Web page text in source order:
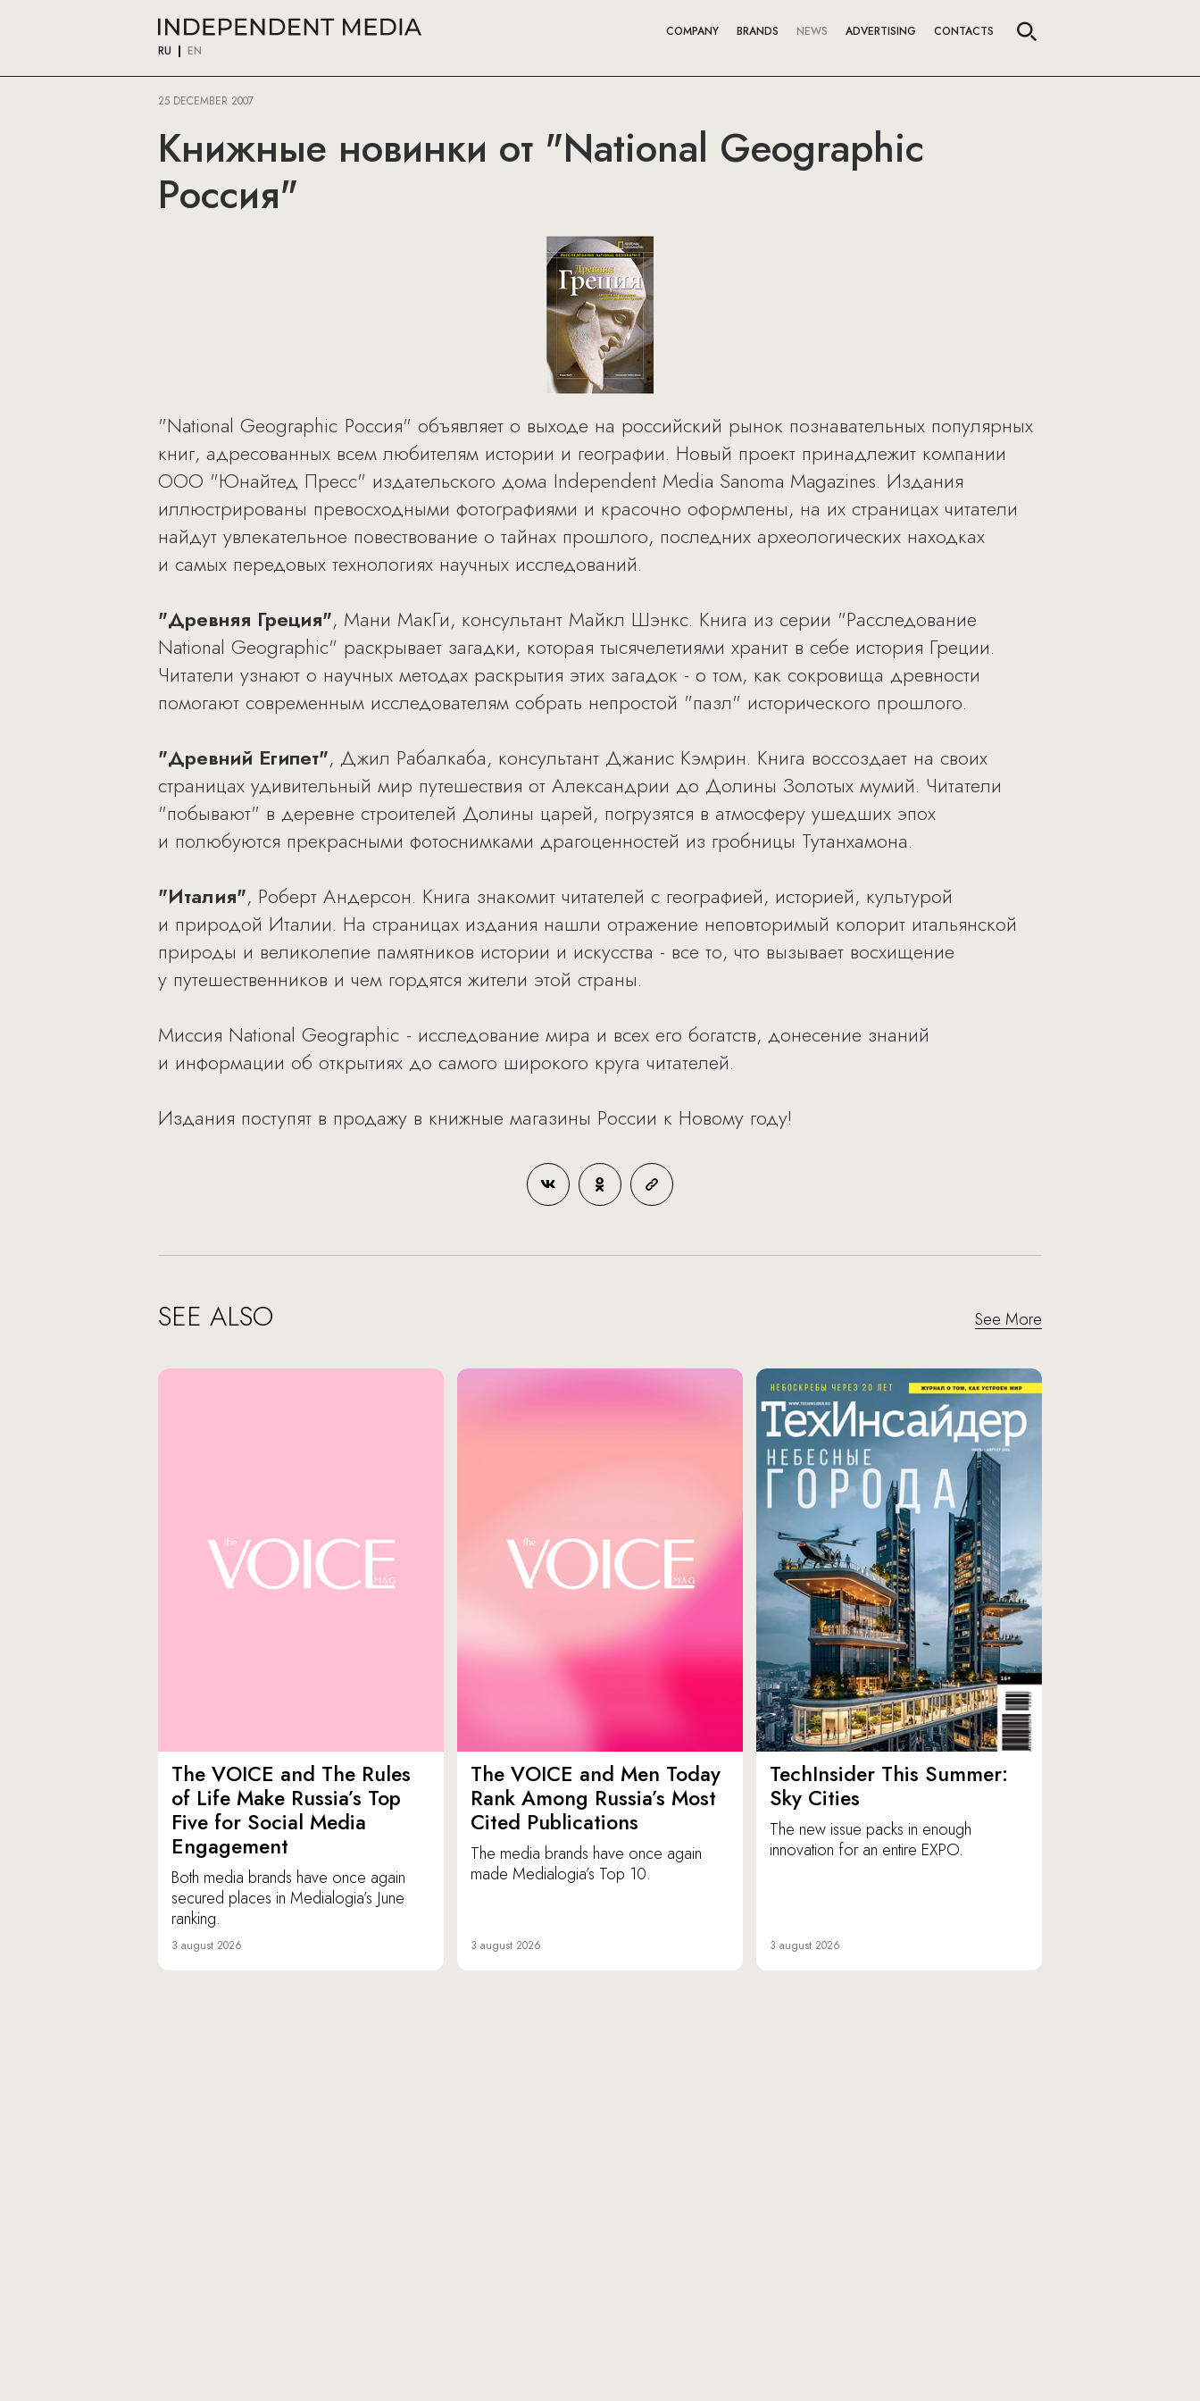
RU EN
COMPANY BRANDS NEWS ADVERTISING CONTACTS
25 DECEMBER 2007
Книжные новинки от "National Geographic
Россия"
"National Geographic Россия" объявляет о выходе на российский рынок познавательных популярных
книг, адресованных всем любителям истории и географии. Новый проект принадлежит компании
ООО "Юнайтед Пресс" издательского дома Independent Media Sanoma Magazines. Издания
иллюстрированы превосходными фотографиями и красочно оформлены, на их страницах читатели
найдут увлекательное повествование о тайнах прошлого, последних археологических находках
и самых передовых технологиях научных исследований.
"Древняя Греция", Мани МакГи, консультант Майкл Шэнкс. Книга из серии "Расследование
National Geographic" раскрывает загадки, которая тысячелетиями хранит в себе история Греции.
Читатели узнают о научных методах раскрытия этих загадок - о том, как сокровища древности
помогают современным исследователям собрать непростой "пазл" исторического прошлого.
"Древний Египет", Джил Рабалкаба, консультант Джанис Кэмрин. Книга воссоздает на своих
страницах удивительный мир путешествия от Александрии до Долины Золотых мумий. Читатели
"побывают" в деревне строителей Долины царей, погрузятся в атмосферу ушедших эпох
и полюбуются прекрасными фотоснимками драгоценностей из гробницы Тутанхамона.
"Италия", Роберт Андерсон. Книга знакомит читателей с географией, историей, культурой
и природой Италии. На страницах издания нашли отражение неповторимый колорит итальянской
природы и великолепие памятников истории и искусства - все то, что вызывает восхищение
у путешественников и чем гордятся жители этой страны.
Миссия National Geographic - исследование мира и всех его богатств, донесение знаний
и информации об открытиях до самого широкого круга читателей.
Издания поступят в продажу в книжные магазины России к Новому году!
SEE ALSO See More
The VOICE and The Rules
of Life Make Russia’s Top
Five for Social Media
Engagement
Both media brands have once again
secured places in Medialogia’s June
ranking.
3 august 2026
The VOICE and Men Today
Rank Among Russia’s Most
Cited Publications
The media brands have once again
made Medialogia’s Top 10.
3 august 2026
TechInsider This Summer:
Sky Cities
The new issue packs in enough
innovation for an entire EXPO.
3 august 2026